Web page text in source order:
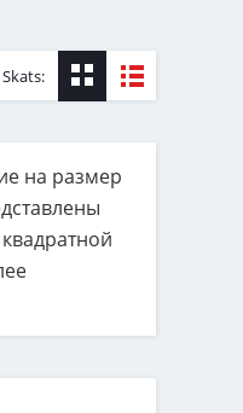
Skats:
на размер